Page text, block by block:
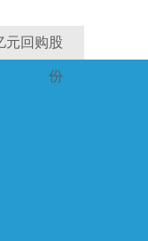
元回购股
份